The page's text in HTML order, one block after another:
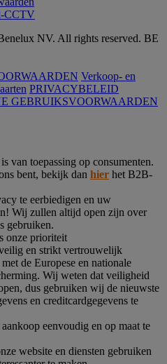
CCTV
NV. All rights reserved. BE
Verkoop- en
PRIVACYBELEID
GEBRUIKSVOORWAARDEN
van toepassing op consumenten.
bent, bekijk dan hier het B2B-
te eerbiedigen en uw
Wij zullen altijd open zijn over
gebruiken.
onze prioriteit
en strikt vertrouwelijk
de Europese en nationale
Wij weten dat veiligheid
dus gebruiken wij de nieuwste
en creditcardgegevens te
eenvoudig en op maat te
website en diensten gebruiken